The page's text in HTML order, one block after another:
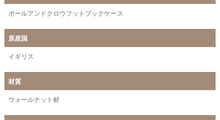
ボールアンドクロウフットブックケース
原産国
イギリス
材質
ウォールナット材